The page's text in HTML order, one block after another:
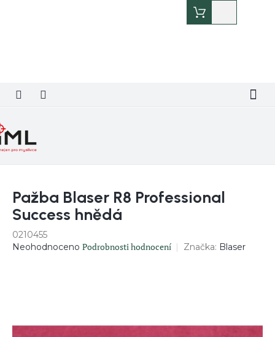
košík
Pažba Blaser R8 Professional
Success hnědá
0210455
Průměrné
hvězdiček.
Neohodnoceno Podrobnosti hodnocení Značka: Blaser